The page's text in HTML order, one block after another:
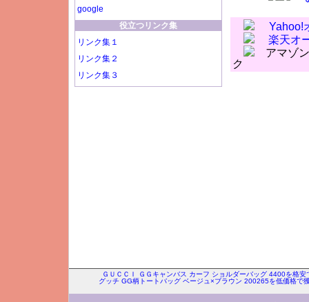
Yahoo!
楽天オ
アマゾン
ク
google
役立つリンク集
リンク集１
リンク集２
リンク集３
ＧＵＣＣＩ ＧＧキャンバス カーフ ショルダーバッグ 4400を格安
グッチ GG柄トートバッグ ベージュ×ブラウン 200265を低価格で